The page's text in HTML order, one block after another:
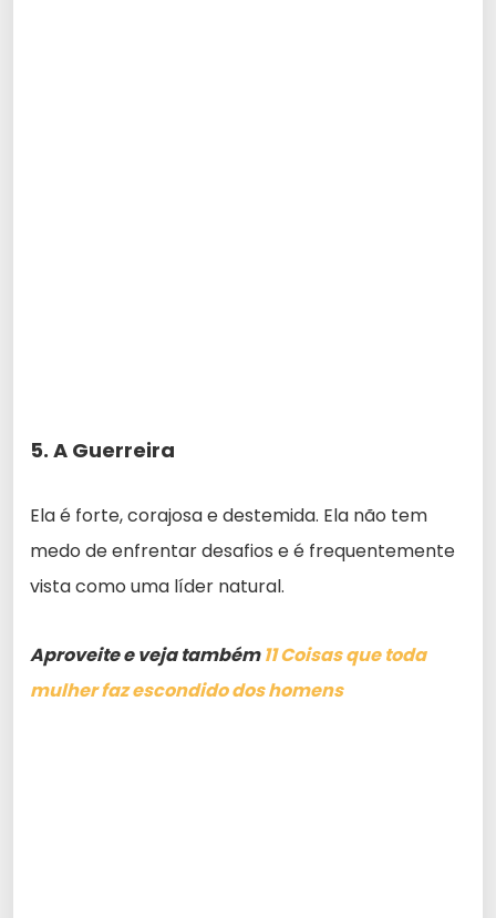
5. A Guerreira
Ela é forte, corajosa e destemida. Ela não tem
medo de enfrentar desafios e é frequentemente
vista como uma líder natural.
Aproveite e veja também11 Coisas que toda
mulher faz escondido dos homens